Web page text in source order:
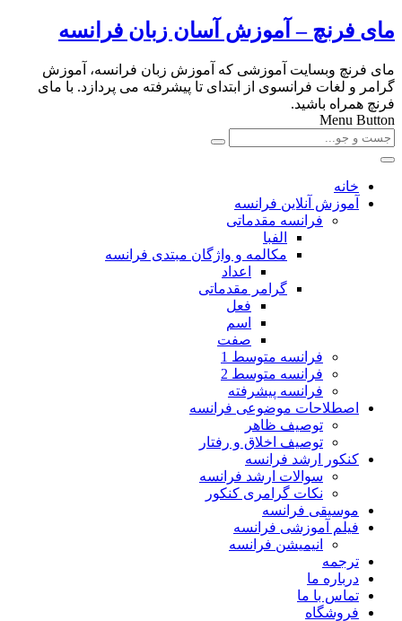
مای فرنچ – آموزش آسان زبان فرانسه
مای فرنچ وبسایت آموزشی که آموزش زبان فرانسه، آموزش
گرامر و لغات فرانسوی از ابتدای تا پیشرفته می پردازد. با مای
فرنچ همراه باشید.
Menu Button
خانه
آموزش آنلاین فرانسه
فرانسه مقدماتی
الفبا
مکالمه و واژگان مبتدی فرانسه
اعداد
گرامر مقدماتی
فعل
اسم
صفت
فرانسه متوسط 1
فرانسه متوسط 2
فرانسه پیشرفته
اصطلاحات موضوعی فرانسه
توصیف ظاهر
توصیف اخلاق و رفتار
کنکور ارشد فرانسه
سوالات ارشد فرانسه
نکات گرامری کنکور
موسیقی فرانسه
فیلم آموزشی فرانسه
انیمیشن فرانسه
ترجمه
درباره ما
تماس با ما
فروشگاه